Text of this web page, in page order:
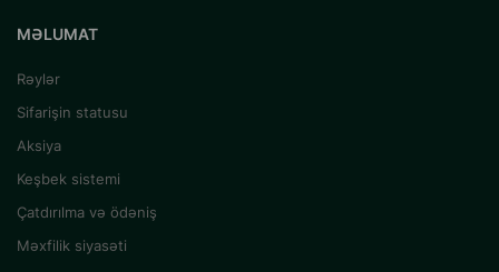
MƏLUMAT
Rəylər
Sifarişin statusu
Aksiya
Keşbek sistemi
Çatdırılma və ödəniş
Məxfilik siyasəti